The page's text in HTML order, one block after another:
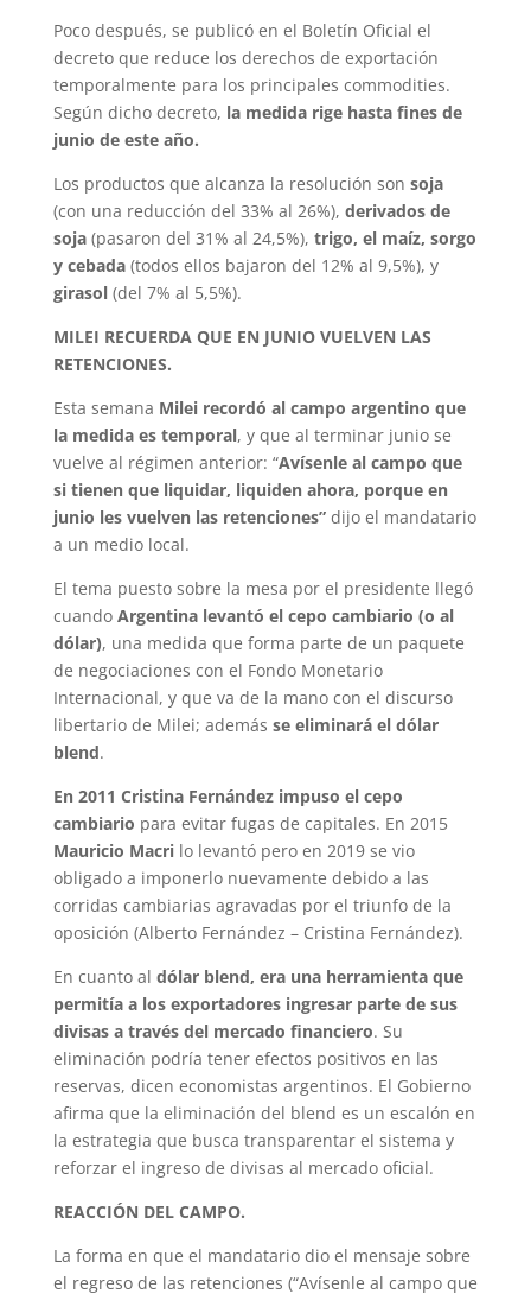
Poco después, se publicó en el Boletín Oficial el
decreto que reduce los derechos de exportación
temporalmente para los principales commodities.
Según dicho decreto, la medida rige hasta fines de
junio de este año.
Los productos que alcanza la resolución son soja
(con una reducción del 33% al 26%), derivados de
soja(pasaron del 31% al 24,5%), trigo, el maíz, sorgo
y cebada(todos ellos bajaron del 12% al 9,5%), y
girasol(del 7% al 5,5%).
MILEI RECUERDA QUE EN JUNIO VUELVEN LAS
RETENCIONES.
Esta semana Milei recordó al campo argentino que
la medida es temporal, y que al terminar junio se
vuelve al régimen anterior: “Avísenle al campo que
si tienen que liquidar, liquiden ahora, porque en
junio les vuelven las retenciones”dijo el mandatario
a un medio local.
El tema puesto sobre la mesa por el presidente llegó
cuando Argentina levantó el cepo cambiario (o al
dólar), una medida que forma parte de un paquete
de negociaciones con el Fondo Monetario
Internacional, y que va de la mano con el discurso
libertario de Milei; además se eliminará el dólar
blend.
En 2011 Cristina Fernández impuso el cepo
cambiario para evitar fugas de capitales. En 2015
Mauricio Macrilo levantó pero en 2019 se vio
obligado a imponerlo nuevamente debido a las
corridas cambiarias agravadas por el triunfo de la
oposición (Alberto Fernández – Cristina Fernández).
En cuanto al dólar blend, era una herramienta que
permitía a los exportadores ingresar parte de sus
divisas a través del mercado financiero. Su
eliminación podría tener efectos positivos en las
reservas, dicen economistas argentinos. El Gobierno
afirma que la eliminación del blend es un escalón en
la estrategia que busca transparentar el sistema y
reforzar el ingreso de divisas al mercado oficial.
REACCIÓN DEL CAMPO.
La forma en que el mandatario dio el mensaje sobre
el regreso de las retenciones (“Avísenle al campo que